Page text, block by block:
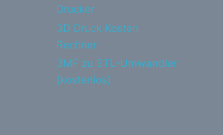
Drucker
3D Druck Kosten
Rechner
3MF zu STL-Umwandler
(kostenlos)